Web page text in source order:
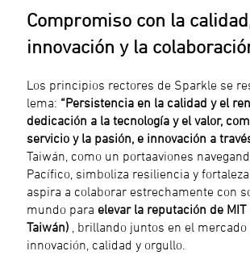
Compromiso con la
innovación y la
Los principios rectores de Sparkle se
lema: “Persistencia en la calidad y el
dedicación a la tecnología y el valor,
servicio y la pasión, e innovación a
Taiwán, como un portaaviones
Pacífico, simboliza resiliencia y
aspira a colaborar estrechamente con
mundo para elevar la reputación de MIT
Taiwán) , brillando juntos en el mercado
innovación, calidad y orgullo.